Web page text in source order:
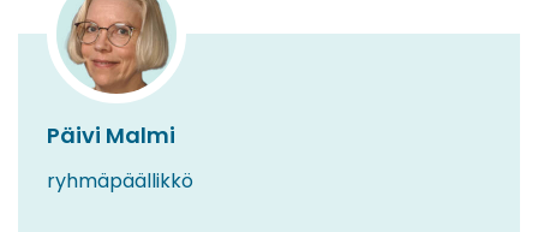
Päivi Malmi
ryhmäpäällikkö